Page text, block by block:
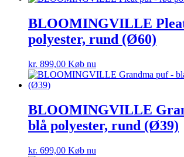
BLOOMINGVILLE
polyester, rund (Ø60)
kr. 899,00 Køb nu
BLOOMINGVILLE
blå polyester, rund (Ø39)
kr. 699,00 Køb nu